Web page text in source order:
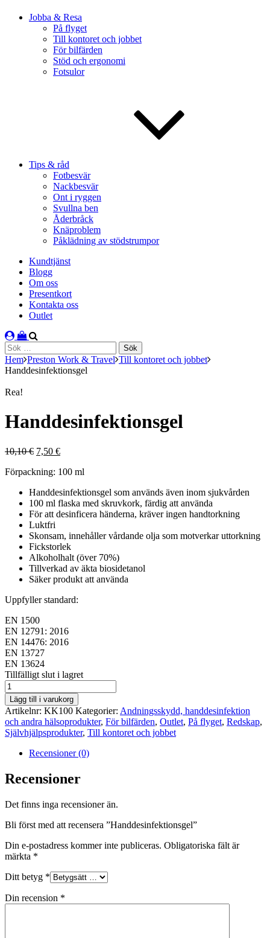
Jobba & Resa
På flyget
Till kontoret och jobbet
För bilfärden
Stöd och ergonomi
Fotsulor
Tips & råd
Fotbesvär
Nackbesvär
Ont i ryggen
Svullna ben
Åderbråck
Knäproblem
Påklädning av stödstrumpor
Kundtjänst
Blogg
Om oss
Presentkort
Kontakta oss
Outlet
Sök
efter:
Hem Preston Work & Travel Till kontoret och jobbet
Handdesinfektionsgel
Rea!
Handdesinfektionsgel
10,10€ Det
priset
10,10 €.
7,50 €Det
priset
7,50 €.
Förpackning: 100 ml
Handdesinfektionsgel som används även inom sjukvården
100 ml flaska med skruvkork, färdig att använda
För att desinficera händerna, kräver ingen handtorkning
Luktfri
Skonsam, innehåller vårdande olja som motverkar uttorkning
Fickstorlek
Alkoholhalt (över 70%)
Tillverkad av äkta biosidetanol
Säker produkt att använda
Uppfyller standard:
EN 1500
EN 12791: 2016
EN 14476: 2016
EN 13727
EN 13624
lager
saldo
Tillfälligt slut i lagret
Handdesinfektionsgel
mängd
Lägg till i varukorg
Artikelnr: KK100 Kategorier: Andningsskydd, handdesinfektion
och andra hälsoprodukter, För bilfärden, Outlet, På flyget, Redskap,
Självhjälpsprodukter, Till kontoret och jobbet
Recensioner (0)
Recensioner
Det finns inga recensioner än.
Bli först med att recensera ”Handdesinfektionsgel”
Din e-postadress kommer inte publiceras. Obligatoriska fält är
märkta *
Ditt betyg *
Din recension *